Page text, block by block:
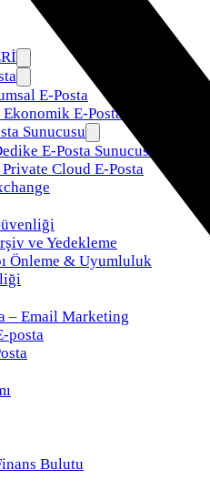
E-Posta
E-Posta
Sunucusu
E-Posta Sunucusu
Cloud E-Posta
ve Yedekleme
Önleme & Uyumluluk
– Email Marketing
posta
Bulutu